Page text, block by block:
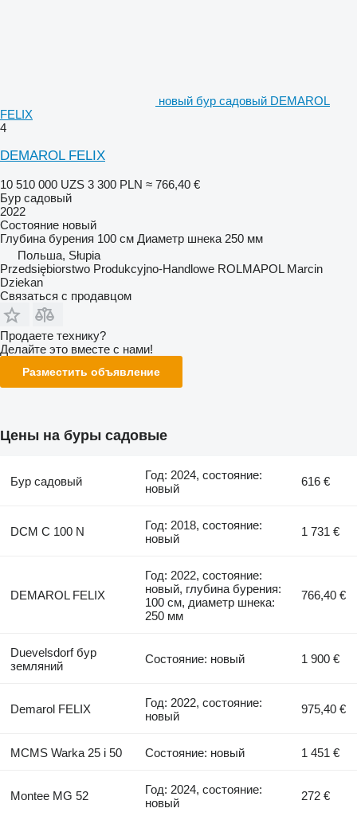
новый бур садовый DEMAROL
FELIX
4
DEMAROL FELIX
10 510 000 UZS 3 300 PLN ≈ 766,40 €
Бур садовый
2022
Состояние новый
Глубина бурения 100 см Диаметр шнека 250 мм
Польша, Słupia
Przedsiębiorstwo Produkcyjno-Handlowe ROLMAPOL Marcin
Dziekan
Связаться с продавцом
Продаете технику?
Делайте это вместе с нами!
Разместить объявление
Цены на буры садовые
Бур садовый
Год: 2024, состояние:
новый
616 €
DCM C 100 N
Год: 2018, состояние:
новый
1 731 €
DEMAROL FELIX
Год: 2022, состояние:
новый, глубина бурения:
100 см, диаметр шнека:
250 мм
766,40 €
Duevelsdorf бур
земляний
Состояние: новый 1 900 €
Demarol FELIX
Год: 2022, состояние:
новый
975,40 €
MCMS Warka 25 i 50 Состояние: новый 1 451 €
Montee MG 52
Год: 2024, состояние:
новый
272 €